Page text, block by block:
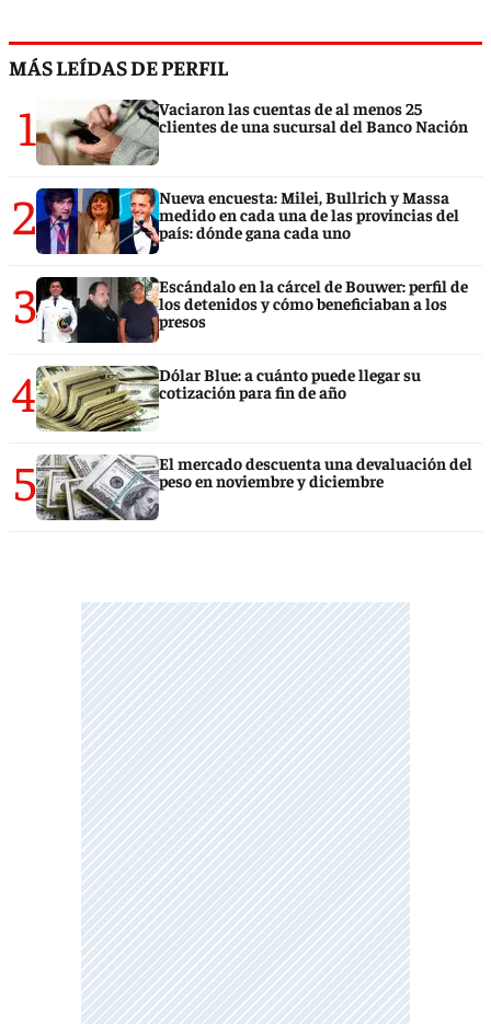
MÁS LEÍDAS DE PERFIL
1
Vaciaron las cuentas de al menos 25
clientes de una sucursal del Banco Nación
2
Nueva encuesta: Milei, Bullrich y Massa
medido en cada una de las provincias del
país: dónde gana cada uno
3
Escándalo en la cárcel de Bouwer: perfil de
los detenidos y cómo beneficiaban a los
presos
4
Dólar Blue: a cuánto puede llegar su
cotización para fin de año
5
El mercado descuenta una devaluación del
peso en noviembre y diciembre